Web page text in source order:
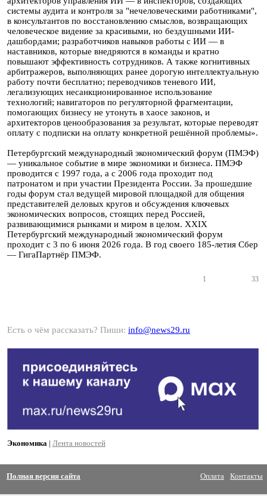
системы аудита и контроля за "нечеловеческими работниками",
в консультантов по восстановлению смыслов, возвращающих
человеческое видение за красивыми, но бездушными ИИ-
дашбордами; разработчиков навыков работы с ИИ — в
наставников, которые внедряются в команды и кратно
повышают эффективность сотрудников. А также когнитивных
арбитражеров, выполняющих ранее дорогую интеллектуальную
работу почти бесплатно; переводчиков теневого ИИ,
легализующих несанкционированное использование
технологий; навигаторов по регуляторной фрагментации,
помогающих бизнесу не утонуть в хаосе законов, и
архитекторов ценообразования за результат, которые переводят
оплату с подписки на оплату конкретной решённой проблемы».
Петербургский международный экономический форум (ПМЭФ)
— уникальное событие в мире экономики и бизнеса. ПМЭФ
проводится с 1997 года, а с 2006 года проходит под
патронатом и при участии Президента России. За прошедшие
годы форум стал ведущей мировой площадкой для общения
представителей деловых кругов и обсуждения ключевых
экономических вопросов, стоящих перед Россией,
развивающимися рынками и миром в целом. XXIX
Петербургский международный экономический форум
проходит с 3 по 6 июня 2026 года. В год своего 185-летия Сбер
— ГигаПартнёр ПМЭФ.
1 33
Есть о чём рассказать? Пиши: info@news29.ru
Экономика | Лента новостей
Полная версия сайта Оплата Контакты